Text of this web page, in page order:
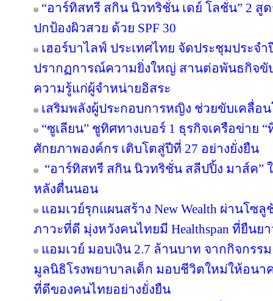
“อาร์ทิสทรี สกิน นิวทริชั่น เดย์ โลชั่น” 2 สู
ปกป้องผิวสวย ด้วย SPF 30
เฮอร์บาไลฟ์ ประเทศไทย จัดประชุมประจำปี
ปรากฏการณ์ความยิ่งใหญ่ สานต่อพันธกิจขั
ความรู้แก่ผู้จำหน่ายอิสระ
เสริมพลังผู้ประกอบการหญิง ช่วยขับเคลื่อ
“ซูเลียน” ชูทิศทางเบอร์ 1 ธุรกิจเครือข่าย
ศักยภาพองค์กร เติบโตสู่ปีที่ 27 อย่างยั่งยืน
“อาร์ทิสทรี สกิน นิวทริชั่น สลีปปิ้ง มาส์ค”
หลังตื่นนอน
แอมเวย์รุกแผนสร้าง New Wealth ผ่านโ
ภาวะที่ดี มุ่งหวังคนไทยมี Healthspan ที่ยืนย
แอมเวย์ มอบเงิน 2.7 ล้านบาท จากกิจกรร
มูลนิธิโรงพยาบาลเด็ก มอบชีวิตใหม่ให้อน
ที่ดีของคนไทยอย่างยั่งยืน